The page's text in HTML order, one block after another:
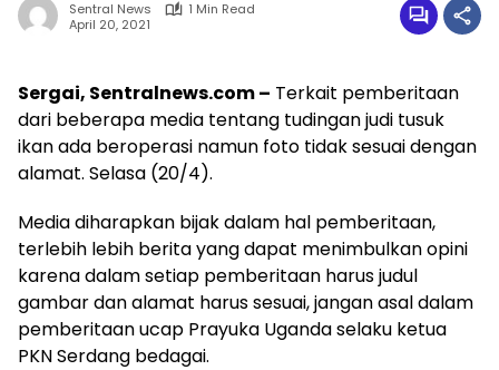
Sentral News
1 Min Read
April 20, 2021
Sergai, Sentralnews.com – Terkait pemberitaan
dari beberapa media tentang tudingan judi tusuk
ikan ada beroperasi namun foto tidak sesuai dengan
alamat. Selasa (20/4).
Media diharapkan bijak dalam hal pemberitaan,
terlebih lebih berita yang dapat menimbulkan opini
karena dalam setiap pemberitaan harus judul
gambar dan alamat harus sesuai, jangan asal dalam
pemberitaan ucap Prayuka Uganda selaku ketua
PKN Serdang bedagai.